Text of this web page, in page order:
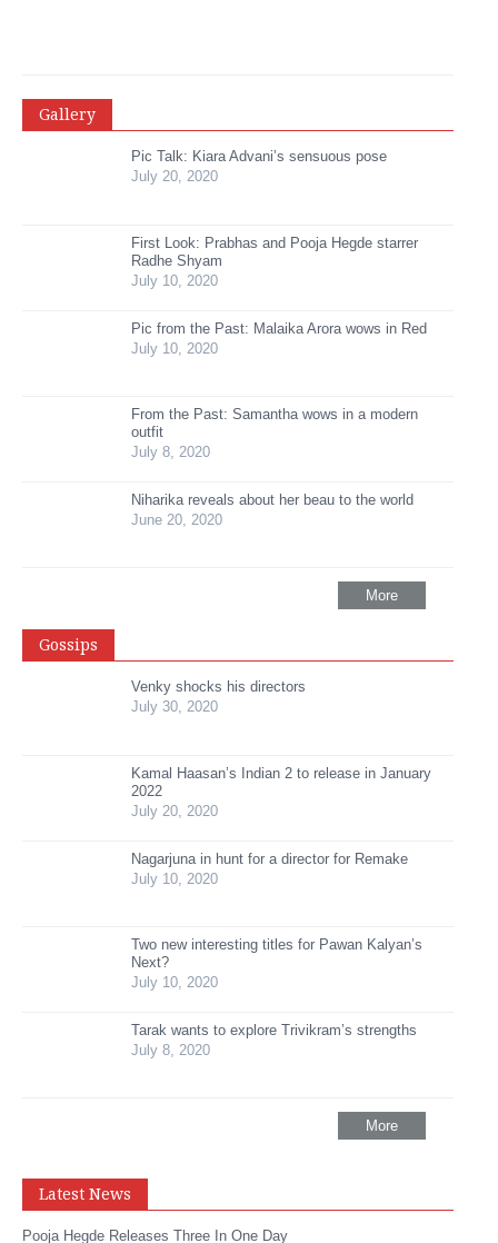
Gallery
Pic Talk: Kiara Advani’s sensuous pose
July 20, 2020
First Look: Prabhas and Pooja Hegde starrer
Radhe Shyam
July 10, 2020
Pic from the Past: Malaika Arora wows in Red
July 10, 2020
From the Past: Samantha wows in a modern
outfit
July 8, 2020
Niharika reveals about her beau to the world
June 20, 2020
More
Gossips
Venky shocks his directors
July 30, 2020
Kamal Haasan’s Indian 2 to release in January
2022
July 20, 2020
Nagarjuna in hunt for a director for Remake
July 10, 2020
Two new interesting titles for Pawan Kalyan’s
Next?
July 10, 2020
Tarak wants to explore Trivikram’s strengths
July 8, 2020
More
Latest News
Pooja Hegde Releases Three In One Day